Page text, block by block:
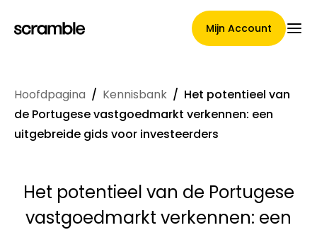
Mijn Account
Hoofdpagina
Voorwaarden voor
claimtoewijzing
Hoofdpagina / Kennisbank / Het potentieel van
de Portugese vastgoedmarkt verkennen: een
uitgebreide gids voor investeerders
Het potentieel van de Portugese
vastgoedmarkt verkennen: een